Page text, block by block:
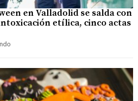
en Valladolid se salda con
etílica, cinco actas